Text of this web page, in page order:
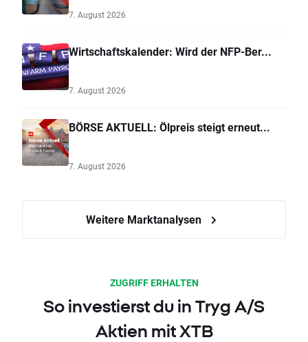
7. August 2026
Wirtschaftskalender: Wird der NFP-Ber...
7. August 2026
BÖRSE AKTUELL: Ölpreis steigt erneut...
7. August 2026
Weitere Marktanalysen
ZUGRIFF ERHALTEN
So investierst du in Tryg A/S
Aktien mit XTB